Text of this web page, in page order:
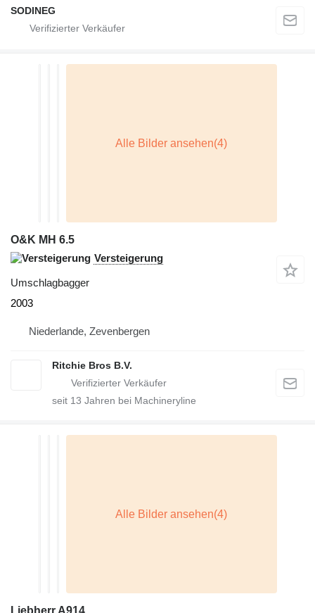
SODINEG
O&K MH 6.5
Versteigerung
Umschlagbagger
2003
Niederlande, Zevenbergen
Ritchie Bros B.V.
seit 13 Jahren bei Machineryline